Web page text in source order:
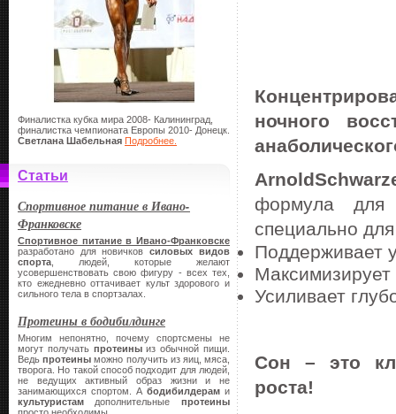
Финалистка кубка мира 2008- Калининград,
финалистка чемпионата Европы 2010- Донецк.
Светлана Шабельная Подробнее.
Статьи
Спортивное питание в Ивано-
Франковске
Спортивное питание в Ивано-Франковске
разработано для новичковсиловых видов
спорта , людей, которые желают
усовершенствовать свою фигуру - всех тех,
кто ежедневно оттачивает культ здорового и
сильного тела в спортзалах.
Протеины в бодибилдинге
Многим непонятно, почему спортсмены не
могут получать протеиныиз обычной пищи.
Ведьпротеины можно получить из яиц, мяса,
творога. Но такой способ подходит для людей,
не ведущих активный образ жизни и не
занимающихся спортом. А бодибилдерам и
культуристам дополнительные протеины
ночного
Arnold
формула для
специально
Поддерживает
Максимизирует
Усиливает
Сон – это
роста!